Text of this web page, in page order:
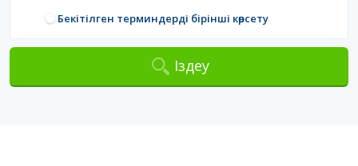
Бекітілген терминдерді бірінші көрсету
Іздеу